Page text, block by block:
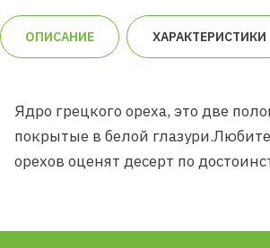
ОПИСАНИЕ ХАРАКТЕРИСТИКИ
Ядро грецкого ореха, это две
покрытые в белой
орехов оценят десерт по